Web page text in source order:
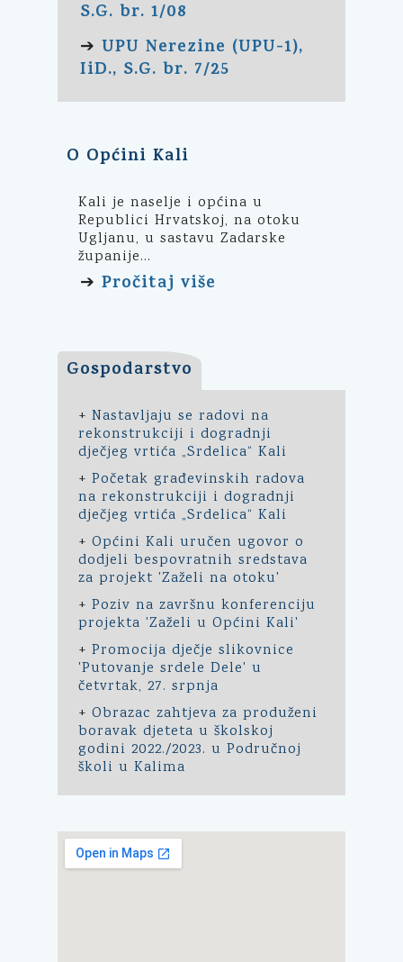
S.G. br. 1/08
➔ UPU Nerezine (UPU-1),
IiD., S.G. br. 7/25
O Općini Kali
Kali je naselje i općina u
Republici Hrvatskoj, na otoku
Ugljanu, u sastavu Zadarske
županije...
➔ Pročitaj više
Gospodarstvo
+ Nastavljaju se radovi na
rekonstrukciji i dogradnji
dječjeg vrtića „Srdelica“ Kali
+ Početak građevinskih radova
na rekonstrukciji i dogradnji
dječjeg vrtića „Srdelica“ Kali
+ Općini Kali uručen ugovor o
dodjeli bespovratnih sredstava
za projekt 'Zaželi na otoku'
+ Poziv na završnu konferenciju
projekta 'Zaželi u Općini Kali'
+ Promocija dječje slikovnice
'Putovanje srdele Dele' u
četvrtak, 27. srpnja
+ Obrazac zahtjeva za produženi
boravak djeteta u školskoj
godini 2022./2023. u Područnoj
školi u Kalima